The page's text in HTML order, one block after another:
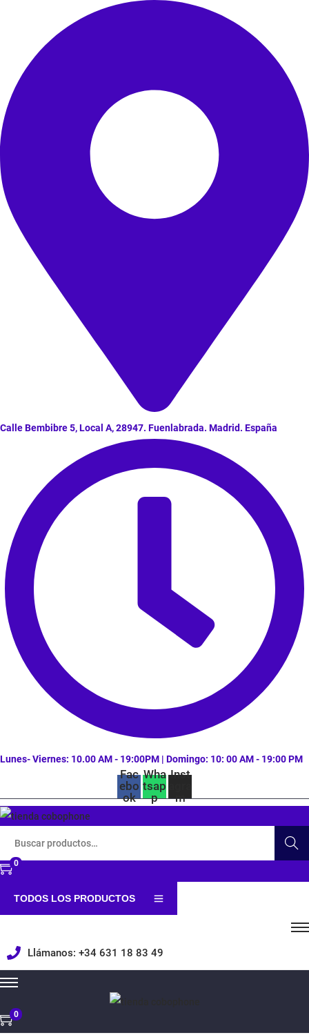
Calle Bembibre 5, Local A, 28947. Fuenlabrada. Madrid. España
Lunes- Viernes: 10.00 AM - 19:00PM | Domingo: 10: 00 AM - 19:00 PM
Fac
ebo
ok
Wha
tsap
p
Inst
m
s
a
p
r
Buscar
0
TODOS LOS PRODUCTOS
Llámanos: +34 631 18 83 49
0